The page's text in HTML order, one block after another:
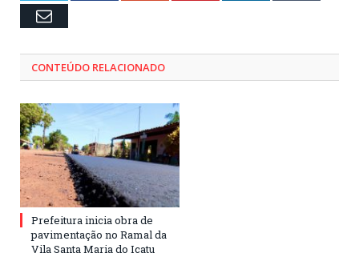
Email
CONTEÚDO RELACIONADO
Prefeitura inicia obra de
pavimentação no Ramal da
Vila Santa Maria do Icatu